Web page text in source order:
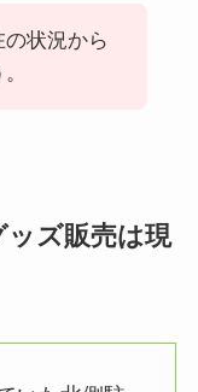
状況から
ズ販売は現